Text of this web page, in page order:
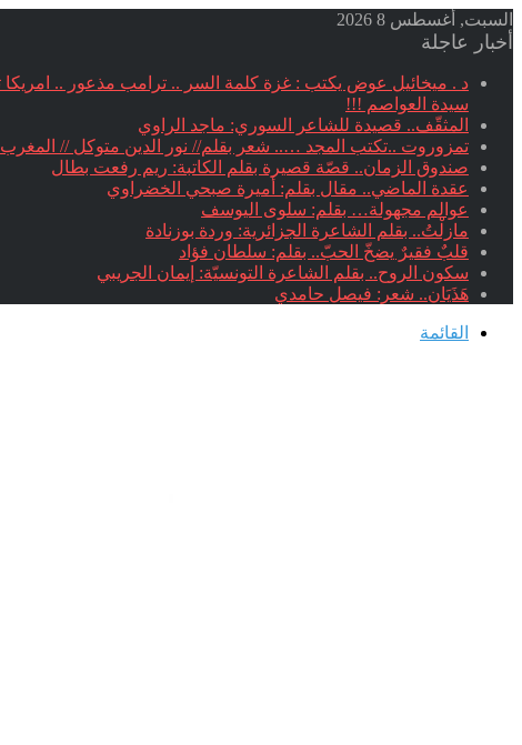
السبت, أغسطس 8 2026
أخبار عاجلة
سيدة العواصم !!!
المثقّف.. قصيدة للشاعر السوري: ماجد الراوي
تمزوروت ..تكتب المجد ….. شعر بقلم// نور الدين متوكل // المغرب
صندوق الزمان.. قصّة قصيرة بقلم الكاتبة: ريم رفعت بطال
عقدة الماضي.. مقال بقلم: أميرة صبحي الخضراوي
عوالم مجهولة… بقلم: سلوى اليوسف
مازلْتُ.. بقلم الشاعرة الجزائرية: وردة بوزنادة
قلبٌ فقيرٌ يضخّ الحبّ.. بقلم: سلطان فؤاد
سكون الروح.. بقلم الشاعرة التونسيّة: إيمان الجريبي
هَذَيَان.. شعر: فيصل حامدي
القائمة